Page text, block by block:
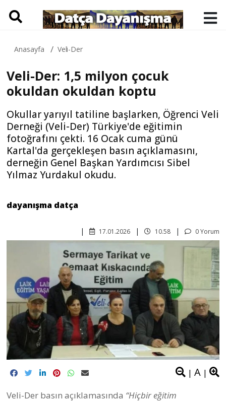
Anasayfa Veli-Der
Veli-Der: 1,5 milyon çocuk
okuldan okuldan koptu
Okullar yarıyıl tatiline başlarken, Öğrenci Veli
Derneği (Veli-Der) Türkiye'de eğitimin
fotoğrafını çekti. 16 Ocak cuma günü
Kartal'da gerçekleşen basın açıklamasını,
derneğin Genel Başkan Yardımcısı Sibel
Yılmaz Yurdakul okudu.
dayanışma datça
0 Yorum
10.58
17.01.2026
| A |
Veli-Der basın açıklamasında “Hiçbir eğitim